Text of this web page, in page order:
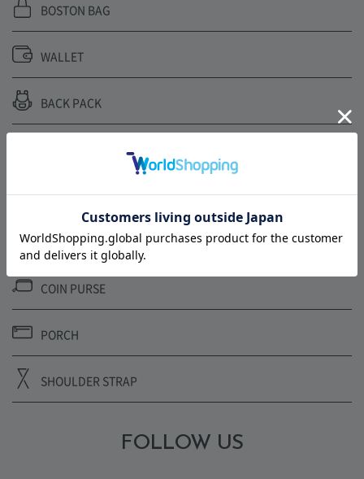
BOSTON BAG
WALLET
BACK PACK
CARD CASE
CLUTCH BAG
COIN PURSE
PORCH
SHOULDER STRAP
FOLLOW US